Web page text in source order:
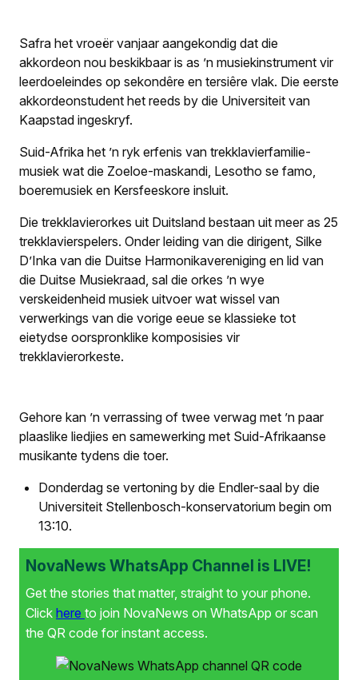
Safra het vroeër vanjaar aangekondig dat die
akkordeon nou beskikbaar is as ’n musiekinstrument vir
leerdoeleindes op sekondêre en tersiêre vlak. Die eerste
akkordeonstudent het reeds by die Universiteit van
Kaapstad ingeskryf.
Suid-Afrika het ’n ryk erfenis van trekklavierfamilie-
musiek wat die Zoeloe-maskandi, Lesotho se famo,
boeremusiek en Kersfeeskore insluit.
Die trekklavierorkes uit Duitsland bestaan uit meer as 25
trekklavierspelers. Onder leiding van die dirigent, Silke
D’Inka van die Duitse Harmonikavereniging en lid van
die Duitse Musiekraad, sal die orkes ’n wye
verskeidenheid musiek uitvoer wat wissel van
verwerkings van die vorige eeue se klassieke tot
eietydse oorspronklike komposisies vir
trekklavierorkeste.
Gehore kan ’n verrassing of twee verwag met ’n paar
plaaslike liedjies en samewerking met Suid-Afrikaanse
musikante tydens die toer.
Donderdag se vertoning by die Endler-saal by die
Universiteit Stellenbosch-konservatorium begin om
13:10.
NovaNews WhatsApp Channel is LIVE!
Get the stories that matter, straight to your phone.
Click here to join NovaNews on WhatsApp or scan
the QR code for instant access.